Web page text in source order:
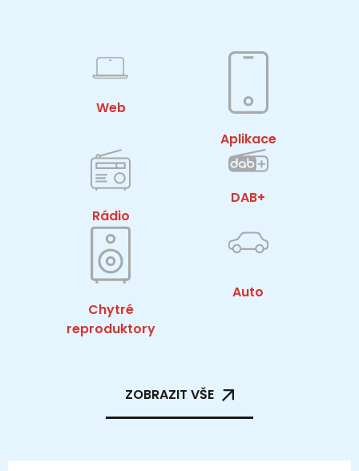
Web
Aplikace
Rádio
DAB+
Chytré
reproduktory
Auto
ZOBRAZIT VŠE